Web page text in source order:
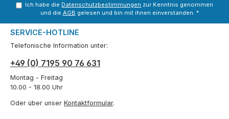
Ich habe die Datenschutzbestimmungen zur Kenntnis genommen
und die AGB gelesen und bin mit ihnen einverstanden. *
SERVICE-HOTLINE
Telefonische Information unter:
+49 (0) 7195 90 76 631
Montag - Freitag
10.00 - 18.00 Uhr
Oder über unser Kontaktformular.